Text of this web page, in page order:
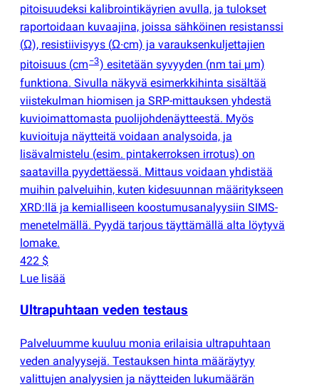
pitoisuudeksi kalibrointikäyrien avulla, ja tulokset
raportoidaan kuvaajina, joissa sähköinen resistanssi
(Ω), resistiivisyys (Ω∙cm) ja varauksenkuljettajien
pitoisuus (cm −3) esitetään syvyyden (nm tai µm)
funktiona. Sivulla näkyvä esimerkkihinta sisältää
viistekulman hiomisen ja SRP-mittauksen yhdestä
kuvioimattomasta puolijohdenäytteestä. Myös
kuvioituja näytteitä voidaan analysoida, ja
lisävalmistelu (esim. pintakerroksen irrotus) on
saatavilla pyydettäessä. Mittaus voidaan yhdistää
muihin palveluihin, kuten kidesuunnan määritykseen
XRD:llä ja kemialliseen koostumusanalyysiin SIMS-
menetelmällä. Pyydä tarjous täyttämällä alta löytyvä
lomake.
422 $
Lue lisää
Ultrapuhtaan veden testaus
Palveluumme kuuluu monia erilaisia ultrapuhtaan
veden analyysejä. Testauksen hinta määräytyy
valittujen analyysien ja näytteiden lukumäärän